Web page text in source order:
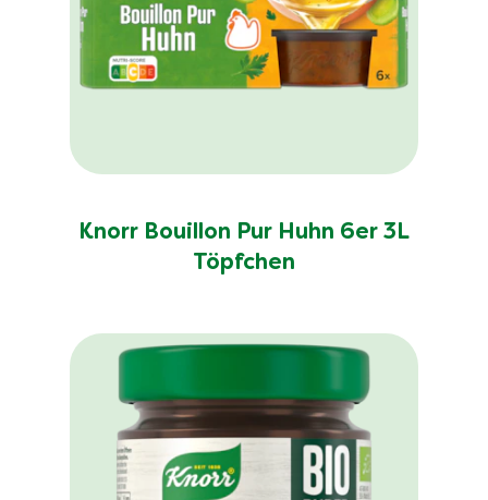
Knorr Bouillon Pur Huhn 6er 3L
Töpfchen